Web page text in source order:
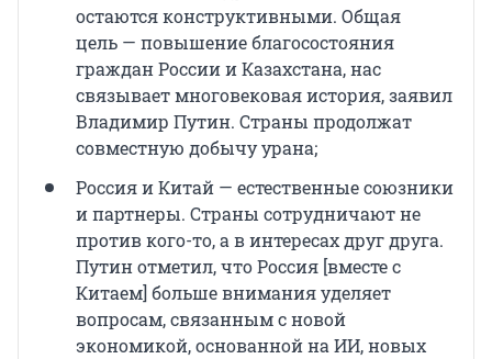
остаются конструктивными. Общая
цель — повышение благосостояния
граждан России и Казахстана, нас
связывает многовековая история, заявил
Владимир Путин. Страны продолжат
совместную добычу урана;
Россия и Китай — естественные союзники
и партнеры. Страны сотрудничают не
против кого-то, а в интересах друг друга.
Путин отметил, что Россия [вместе с
Китаем] больше внимания уделяет
вопросам, связанным с новой
экономикой, основанной на ИИ, новых